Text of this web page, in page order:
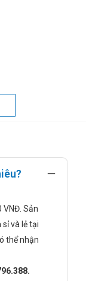
VNĐ. Sản
và lẻ tại
thể nhận